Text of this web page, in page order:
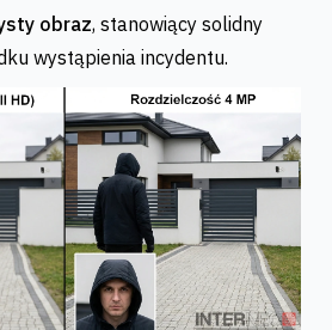
obraz, stanowiący solidny
wystąpienia incydentu.